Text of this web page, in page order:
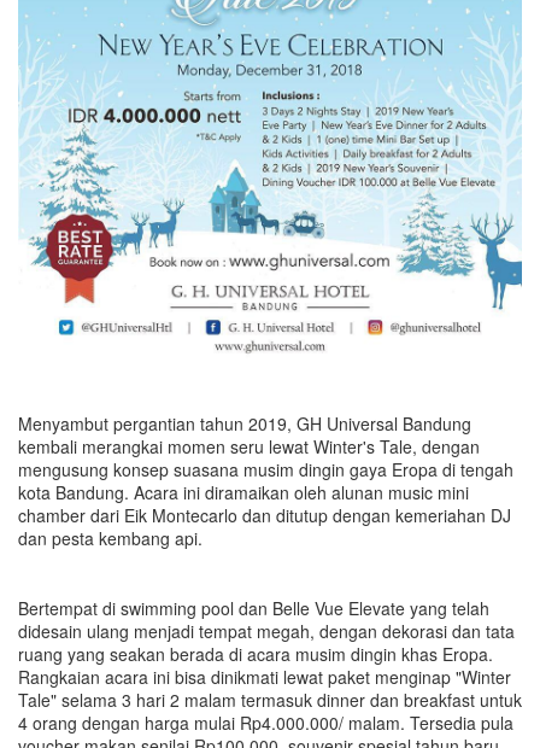
Menyambut pergantian tahun 2019, GH Universal Bandung
kembali merangkai momen seru lewat Winter's Tale, dengan
mengusung konsep suasana musim dingin gaya Eropa di tengah
kota Bandung. Acara ini diramaikan oleh alunan music mini
chamber dari Eik Montecarlo dan ditutup dengan kemeriahan DJ
dan pesta kembang api.
Bertempat di swimming pool dan Belle Vue Elevate yang telah
didesain ulang menjadi tempat megah, dengan dekorasi dan tata
ruang yang seakan berada di acara musim dingin khas Eropa.
Rangkaian acara ini bisa dinikmati lewat paket menginap "Winter
Tale" selama 3 hari 2 malam termasuk dinner dan breakfast untuk
4 orang dengan harga mulai Rp4.000.000/ malam. Tersedia pula